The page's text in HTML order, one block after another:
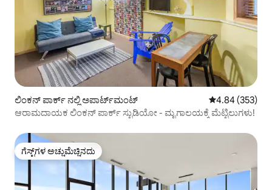
ಲಿಂಕನ್ ಪಾರ್ಕ್ ನಲ್ಲಿ ಅಪಾರ್ಟ್‌ಮಂಟ್ 5 ರಲ್ಲಿ 4.84
4.84 (353)
ಆರಾಮದಾಯಕ ಲಿಂಕನ್ ಪಾರ್ಕ್ ಸ್ಟುಡಿಯೋ - ಮೃಗಾಲಯಕ್ಕೆ ಮೆಟ್ಟಿಲುಗಳು!
ಗೆಸ್ಟ್‌ಗಳ ಅಚ್ಚುಮೆಚ್ಚಿನದು
ಗೆಸ್ಟ್‌ಗಳ ಅಚ್ಚುಮೆಚ್ಚಿನದು